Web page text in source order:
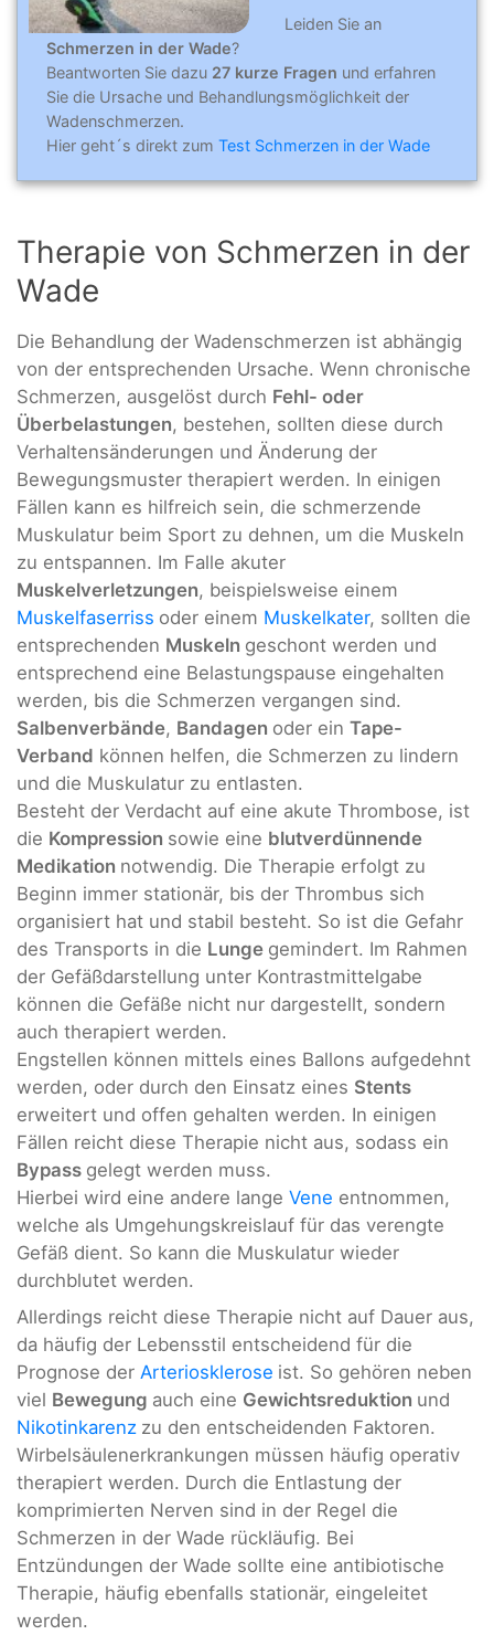
Leiden Sie an
Schmerzen in der Wade?
Beantworten Sie dazu 27 kurze Fragen und erfahren
Sie die Ursache und Behandlungsmöglichkeit der
Wadenschmerzen.
Hier geht´s direkt zum Test Schmerzen in der Wade
Therapie von Schmerzen in der
Wade
Die Behandlung der Wadenschmerzen ist abhängig
von der entsprechenden Ursache. Wenn chronische
Schmerzen, ausgelöst durch Fehl- oder
Überbelastungen, bestehen, sollten diese durch
Verhaltensänderungen und Änderung der
Bewegungsmuster therapiert werden. In einigen
Fällen kann es hilfreich sein, die schmerzende
Muskulatur beim Sport zu dehnen, um die Muskeln
zu entspannen. Im Falle akuter
Muskelverletzungen, beispielsweise einem
Muskelfaserriss oder einem Muskelkater, sollten die
entsprechenden Muskeln geschont werden und
entsprechend eine Belastungspause eingehalten
werden, bis die Schmerzen vergangen sind.
Salbenverbände, Bandagen oder ein Tape-
Verband können helfen, die Schmerzen zu lindern
und die Muskulatur zu entlasten.
Besteht der Verdacht auf eine akute Thrombose, ist
die Kompression sowie eine blutverdünnende
Medikation notwendig. Die Therapie erfolgt zu
Beginn immer stationär, bis der Thrombus sich
organisiert hat und stabil besteht. So ist die Gefahr
des Transports in die Lunge gemindert. Im Rahmen
der Gefäßdarstellung unter Kontrastmittelgabe
können die Gefäße nicht nur dargestellt, sondern
auch therapiert werden.
Engstellen können mittels eines Ballons aufgedehnt
werden, oder durch den Einsatz eines Stents
erweitert und offen gehalten werden. In einigen
Fällen reicht diese Therapie nicht aus, sodass ein
Bypass gelegt werden muss.
Hierbei wird eine andere lange Vene entnommen,
welche als Umgehungskreislauf für das verengte
Gefäß dient. So kann die Muskulatur wieder
durchblutet werden.
Allerdings reicht diese Therapie nicht auf Dauer aus,
da häufig der Lebensstil entscheidend für die
Prognose der Arteriosklerose ist. So gehören neben
viel Bewegung auch eine Gewichtsreduktion und
Nikotinkarenz zu den entscheidenden Faktoren.
Wirbelsäulenerkrankungen müssen häufig operativ
therapiert werden. Durch die Entlastung der
komprimierten Nerven sind in der Regel die
Schmerzen in der Wade rückläufig. Bei
Entzündungen der Wade sollte eine antibiotische
Therapie, häufig ebenfalls stationär, eingeleitet
werden.